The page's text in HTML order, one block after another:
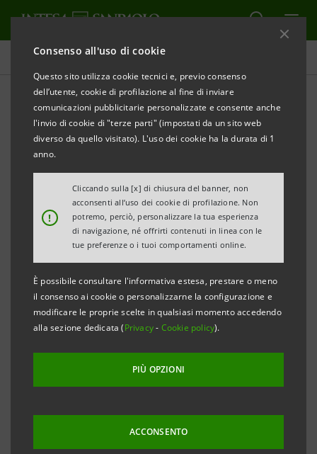
Consenso all'uso di cookie
Questo sito utilizza cookie tecnici e, previo consenso
dell’utente, cookie di profilazione al fine di inviare
comunicazioni pubblicitarie personalizzate e consente anche
l'invio di cookie di "terze parti" (impostati da un sito web
diverso da quello visitato). L'uso dei cookie ha la durata di 1
anno.
!
Cliccando sulla [x] di chiusura del banner, non
acconsenti all’uso dei cookie di profilazione. Non
potremo, perciò, personalizzare la tua esperienza
di navigazione, né offrirti contenuti in linea con le
tue preferenze o i tuoi comportamenti online.
È possibile consultare l'informativa estesa, prestare o meno
il consenso ai cookie o personalizzarne la configurazione e
modificare le proprie scelte in qualsiasi momento accedendo
alla sezione dedicata (Privacy- Cookie policy).
PIÙ OPZIONI
ACCONSENTO
Comunicati stampa
STAMPA AGGIORNA
INAUGURATI I NUOVI SPAZI DEL BIRRIFICIO
ARTIGIANALE E SOCIALE PINTALPINA
UN PROGETTO DELLA COOPERATIVA SOCIALE
ELIANTO
SOSTENUTO DA INTESA SANPAOLO
Ampliata e ristrutturata Pintalpina per
accompagnare un maggior numero di giovani con
disabilità cognitiva in percorsi di formazione e
inserimento lavorativo
per i prodotti della Banca acquistati dai clienti in